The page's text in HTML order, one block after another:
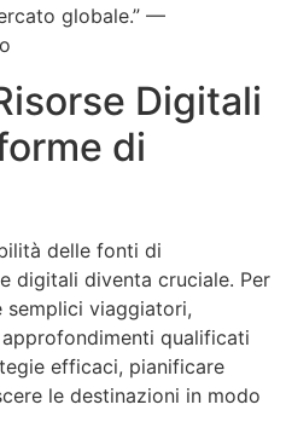
globale.” —
Digitali
di
delle fonti di
digitali diventa cruciale. Per
viaggiatori,
qualificati
efficaci, pianificare
le destinazioni in modo